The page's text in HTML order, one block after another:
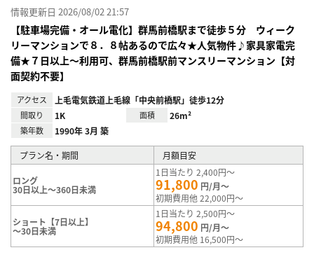
情報更新日 2026/08/02 21:57
【駐車場完備・オール電化】群馬前橋駅まで徒歩５分 ウィーク
リーマンションで８．８帖あるので広々★人気物件♪家具家電完
備★７日以上～利用可、群馬前橋駅前マンスリーマンション【対
面契約不要】
アクセス 上毛電気鉄道上毛線「中央前橋駅」徒歩12分
間取り 1K 面積 26m²
築年数 1990年 3月 築
プラン名・期間 月額目安
ロング
30日以上～360日未満
1日当たり 2,400円～
91,800 円/月～
初期費用他 22,000円～
ショート【7日以上】
～30日未満
1日当たり 2,500円～
94,800 円/月～
初期費用他 16,500円～